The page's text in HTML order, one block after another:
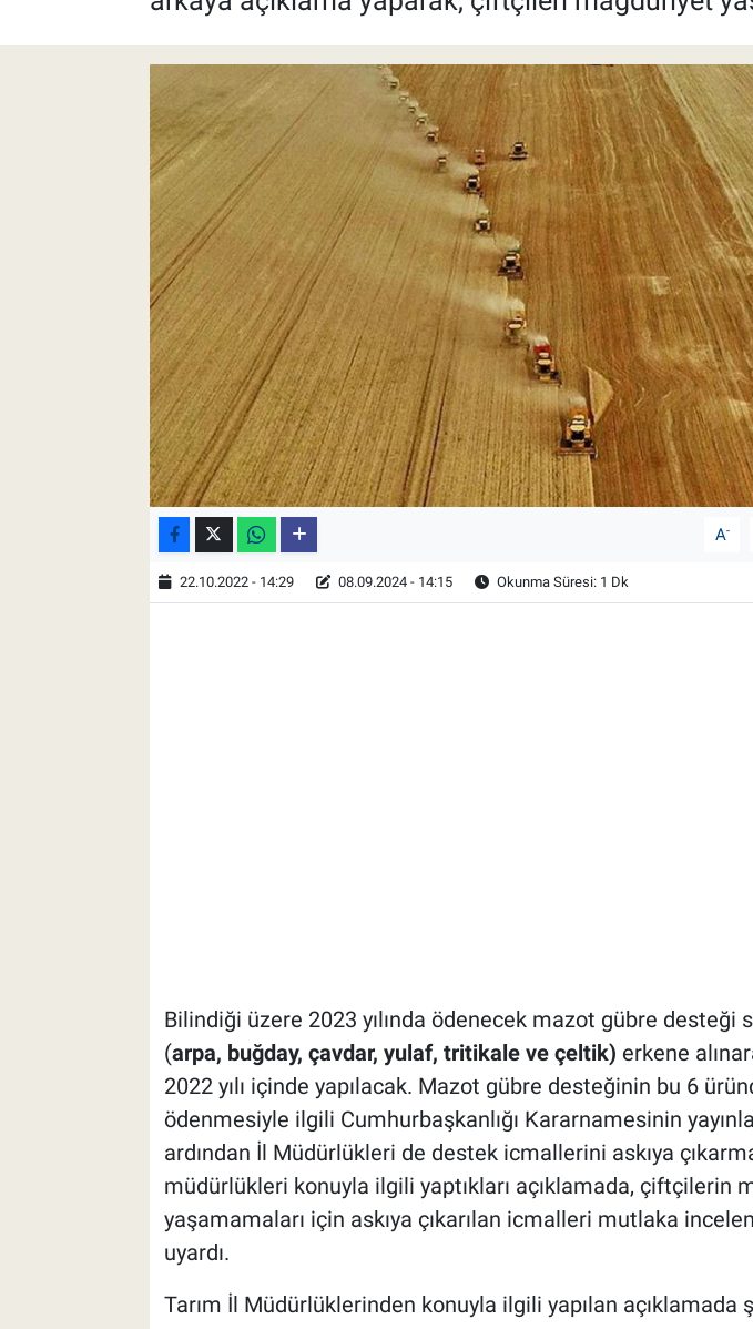
A-
22.10.2022 - 14:29 08.09.2024 - 14:15 Okunma Süresi: 1 Dk
Bilindiği üzere 2023 yılında ödenecek mazot gübre desteği
(arpa, buğday, çavdar, yulaf, tritikale ve çeltik) erkene
2022 yılı içinde yapılacak. Mazot gübre desteğinin bu 6
ödenmesiyle ilgili Cumhurbaşkanlığı Kararnamesinin
ardından İl Müdürlükleri de destek icmallerini askıya
müdürlükleri konuyla ilgili yaptıkları açıklamada, çiftçilerin
yaşamamaları için askıya çıkarılan icmalleri mutlaka
uyardı.
Tarım İl Müdürlüklerinden konuyla ilgili yapılan açıklamada
Pankobirlik
Et fiyatları
Tarım Bilgisi
Yetiştirici Soruyor
Dünyada Tarım
Üretici Birlikleri
Şeker ve Şekerli Mamüller
Tahıllar ve Baklagiller